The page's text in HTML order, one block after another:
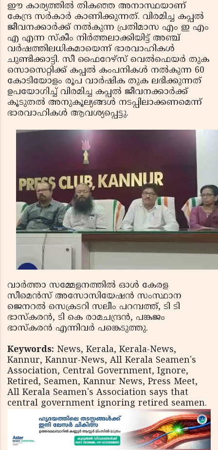
ഈ കാര്യത്തില്‍ തികഞ്ഞ അനാസ്ഥയാണ്
കേന്ദ്ര സര്‍കാര്‍ കാണിക്കുന്നത്. വിരമിച്ച കപ്പല്‍
ജീവനക്കാര്‍ക്ക് നല്‍കുന്ന പ്രതിമാസ എം ഇ എം
എ എന്ന സ്‌കീം നിര്‍ത്തലാക്കിയിട്ട് അഞ്ച്
വര്‍ഷത്തിലധികമായെന്ന് ഭാരവാഹികള്‍
ചുണ്ടിക്കാട്ടി. സീ ഫൈറേഴ്‌സ് വെല്‍ഫെയര്‍ തുക
സൊസെറ്റിക്ക് കപ്പല്‍ കംപനികള്‍ നല്‍കുന്ന 60
കോടിയോളം രൂപ വാര്‍ഷിക തുക ലഭിക്കുന്നത്
ഉപയോഗിച്ച് വിരമിച്ച കപ്പല്‍ ജീവനക്കാര്‍ക്ക്
കൂടുതല്‍ അനുകൂല്യങ്ങള്‍ നടപ്പിലാക്കണമെന്ന്
ഭാരവാഹികള്‍ ആവശ്യപ്പെട്ടു.
വാര്‍ത്താ സമ്മേളനത്തില്‍ ഓള്‍ കേരള
സീമെന്‍സ് അസോസിയേഷന്‍ സംസ്ഥാന
ജെനറല്‍ സെക്രടറി സലീം പറമ്പത്ത്, ടി ടി
ഭാസ്‌കരന്‍, ടി കെ രാമചന്ദ്രന്‍, പങ്കജം
ഭാസ്‌കരന്‍ എന്നിവര്‍ പങ്കെടുത്തു.
Keywords: News, Kerala, Kerala-News,
Kannur, Kannur-News, All Kerala Seamen's
Association, Central Government, Ignore,
Retired, Seamen, Kannur News, Press Meet,
All Kerala Seamen's Association says that
central government ignoring retired seamen.